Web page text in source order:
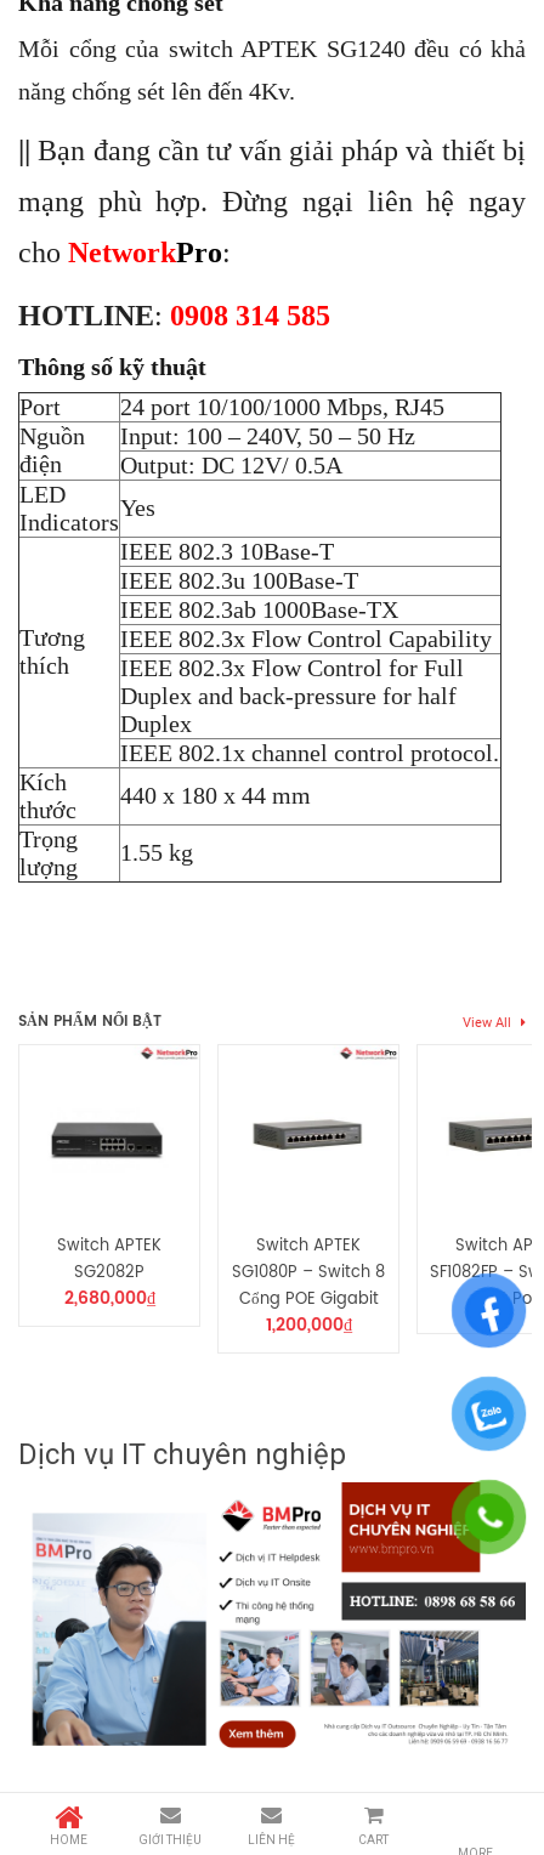
Mỗi cổng của switch APTEK SG1240 đều có khả
năng chống sét lên đến 4Kv.
|| Bạn đang cần tư vấn giải pháp và thiết bị
mạng phù hợp. Đừng ngại liên hệ ngay
cho NetworkPro:
HOTLINE: 0908 314 585
Thông số kỹ thuật
Port
24 port 10/100/1000 Mbps, RJ45
Nguồn
điện
Input: 100 – 240V, 50 – 50 Hz
Output: DC 12V/ 0.5A
LED
Indicators
Yes
Tương
thích
IEEE 802.3 10Base-T
IEEE 802.3u 100Base-T
IEEE 802.3ab 1000Base-TX
IEEE 802.3x Flow Control Capability
IEEE 802.3x Flow Control for Full
Duplex and back-pressure for half
Duplex
IEEE 802.1x channel control protocol.
Kích
thước
440 x 180 x 44 mm
Trọng
lượng
1.55 kg
Hãy là người đầu tiên nhận xét “Switch APTEK SG1240”
bđăng nhậpđể gửi đánh giá.
SẢN PHẨM NỔI BẬT View All
Switch APTEK
SG2082P
2,680,000₫
Switch APTEK
SG1080P – Switch 8
Cổng POE Gigabit
1,200,000₫
Switch
SF1082FP –
Port PoE
Dịch vụ IT chuyên nghiệp
HOME GIỚI THIỆU LIÊN HỆ
CART